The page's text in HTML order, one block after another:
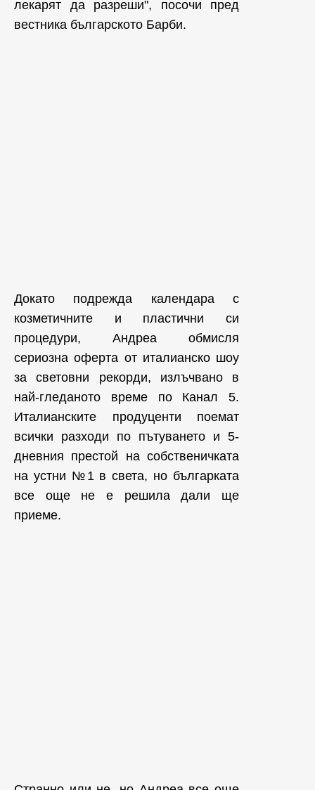
лекарят да разреши", посочи пред
вестника българското Барби.
Докато подрежда календара с
козметичните и пластични си
процедури, Андреа обмисля
сериозна оферта от италианско шоу
за световни рекорди, излъчвано в
най-гледаното време по Канал 5.
Италианските продуценти поемат
всички разходи по пътуването и 5-
дневния престой на собственичката
на устни №1 в света, но българката
все още не е решила дали ще
приеме.